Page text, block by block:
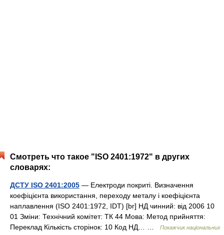
Смотреть что такое "ISO 2401:1972" в других
словарях:
ДСТУ ISO 2401:2005 — Електроди покриті. Визначення
коефіцієнта використання, переходу металу і коефіцієнта
наплавлення (ISO 2401:1972, IDT) [br] НД чинний: від 2006 10
01 Зміни: Технічний комітет: ТК 44 Мова: Метод прийняття:
Переклад Кількість сторінок: 10 Код НД… …
Покажчик національних